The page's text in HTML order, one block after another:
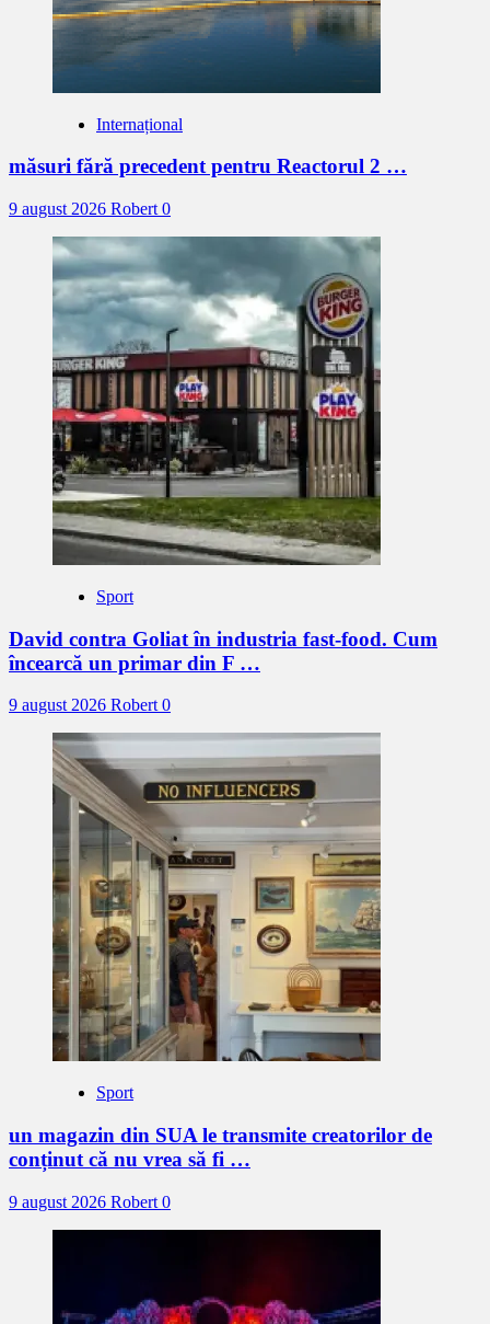
Internațional
măsuri fără precedent pentru Reactorul 2 …
9 august 2026 Robert 0
Sport
David contra Goliat în industria fast-food. Cum
încearcă un primar din F …
9 august 2026 Robert0
Sport
un magazin din SUA le transmite creatorilor de
conținut că nu vrea să fi …
9 august 2026 Robert 0